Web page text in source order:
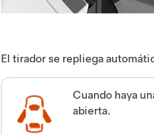
El tirador se repliega
Cuando haya
abierta.